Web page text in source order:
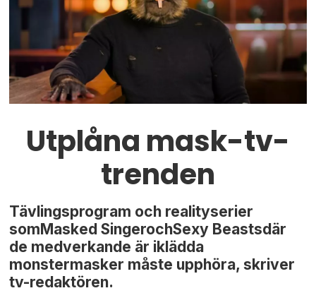
Utplåna mask-tv-
trenden
Tävlingsprogram och realityserier
somMasked SingerochSexy Beastsdär
de medverkande är iklädda
monstermasker måste upphöra, skriver
tv-redaktören.